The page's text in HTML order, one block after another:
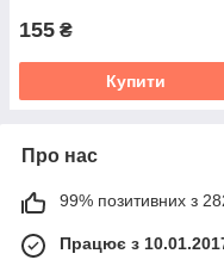
155 ₴
Купити
Про нас
99% позитивних з 282
Працює з